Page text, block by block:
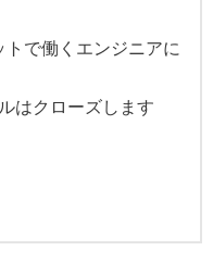
で働くエンジニアに
はクローズします